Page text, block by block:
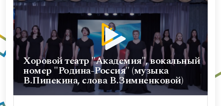
Хоровой театр "Академия", вокальный
номер "Родина-Россия" (музыка
В.Пипекина, слова В.Зимненковой)